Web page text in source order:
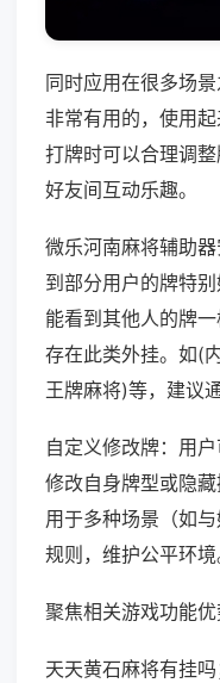
同时应用在很多场
非常有用的，使用
打牌时可以合理调
好友间互动乐趣。
微乐河南麻将辅助
到部分用户的牌特
能看到其他人的牌
存在此类外挂。如(
王牌麻将)等，建议
自定义修改牌：用
修改自身牌型或隐
用于多种场景（如
规则，维护公平环境
聚焦相关游戏功能优
天天黄石麻将有挂